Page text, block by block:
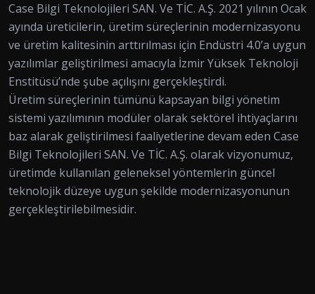
Case Bilgi Teknolojileri SAN. Ve TİC. A.Ş. 2021 yılının Ocak
ayında üreticilerin, üretim süreçlerinin modernizasyonu
ve üretim kalitesinin arttırılması için Endüstri 4.0’a uygun
yazılımlar geliştirilmesi amacıyla İzmir Yüksek Teknoloji
Enstitüsü’nde şube açılışını gerçekleştirdi.
Üretim süreçlerinin tümünü kapsayan bilgi yönetim
sistemi yazılımının modüler olarak sektörel ihtiyaçlarını
baz alarak geliştirilmesi faaliyetlerine devam eden Case
Bilgi Teknolojileri SAN. Ve TİC. A.Ş. olarak vizyonumuz,
üretimde kullanılan geleneksel yöntemlerin güncel
teknolojik düzeye uygun şekilde modernizasyonunun
gerçekleştirilebilmesidir.